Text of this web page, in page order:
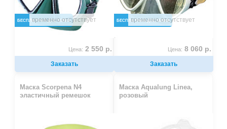
БЕСПЛАТНАЯ ДОСТАВКА
временно отсутствует
Цена: 2 550 р.
Заказать
БЕСПЛАТНАЯ ДОСТАВКА
временно отсутствует
Цена: 8 060 р.
Заказать
Маска Scorpena N4
эластичный ремешок
Маска Aqualung Linea,
розовый